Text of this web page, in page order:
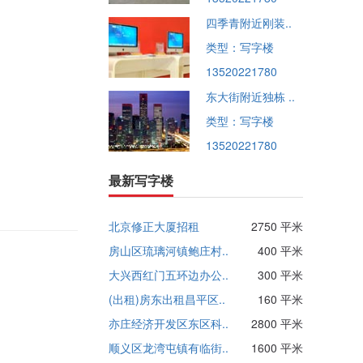
四季青附近刚装..
类型：写字楼
13520221780
东大街附近独栋 ..
类型：写字楼
13520221780
最新写字楼
北京修正大厦招租
2750 平米
房山区琉璃河镇鲍庄村..
400 平米
大兴西红门五环边办公..
300 平米
(出租)房东出租昌平区..
160 平米
亦庄经济开发区东区科..
2800 平米
顺义区龙湾屯镇有临街..
1600 平米